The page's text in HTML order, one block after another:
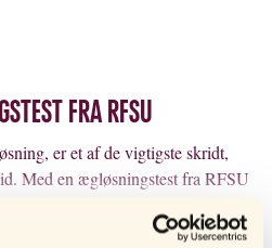
fra RFSU
er et af de vigtigste skridt,
Med en ægløsningstest fra RFSU
frugtbar. Ægløsningstesten er nem